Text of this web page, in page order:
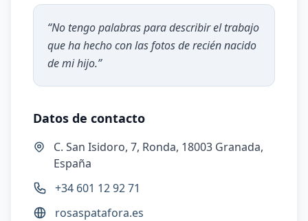
“No tengo palabras para describir el trabajo
que ha hecho con las fotos de recién nacido
de mi hijo.”
Datos de contacto
C. San Isidoro, 7, Ronda, 18003 Granada,
España
+34 601 12 92 71
rosaspatafora.es